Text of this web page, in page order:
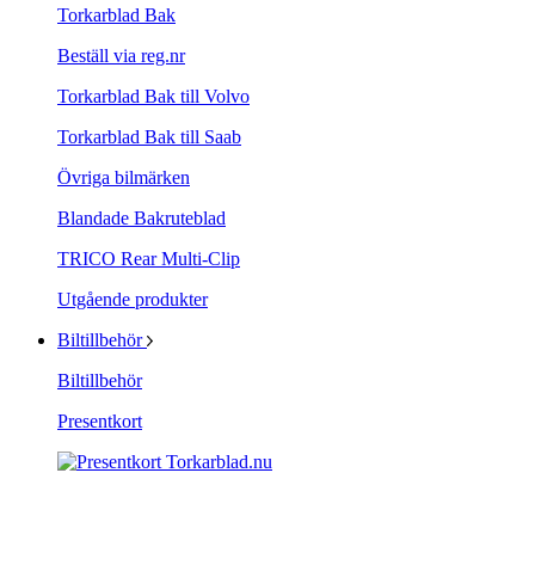
Torkarblad Bak
Beställ via reg.nr
Torkarblad Bak till Volvo
Torkarblad Bak till Saab
Övriga bilmärken
Blandade Bakruteblad
TRICO Rear Multi-Clip
Utgående produkter
Biltillbehör
Biltillbehör
Presentkort